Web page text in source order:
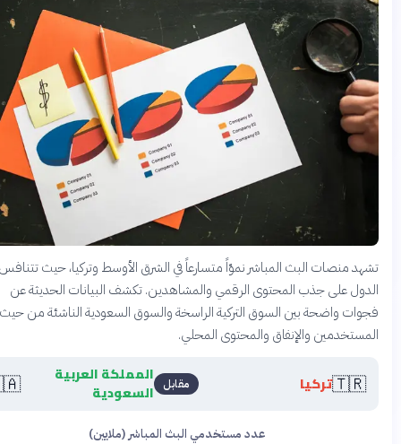
منصات البث المباشر نموّاً متسارعاً في الشرق الأوسط وتركيا، حيث تتنافس
على جذب المحتوى الرقمي والمشاهدين. تكشف البيانات الحديثة عن
واضحة بين السوق التركية الراسخة والسوق السعودية الناشئة من حيث عدد
والإنفاق والمحتوى المحلي.
تركيا
المملكة العربية
السعودية
🇸🇦
عدد مستخدمي البث المباشر (ملايين)